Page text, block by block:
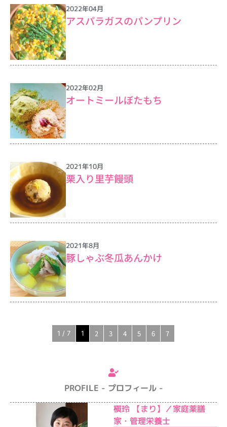
2022年04月
アスパラガスのパンプリン
2022年02月
オートミールぼたもち
2021年10月
栗入り里芋饅頭
2021年8月
豚しゃぶ冬瓜あんかけ
1 / 7 1 2 3 4 5 6 7
PROFILE - プロフィール -
槇玲 【まり】／家庭薬膳
家・管理栄養士